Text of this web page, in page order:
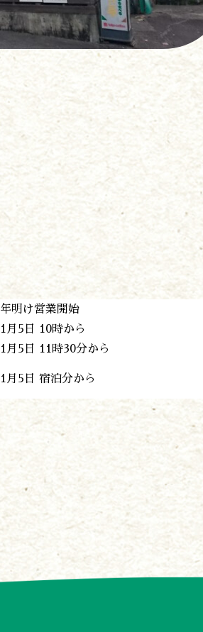
年明け営業開始
1月5日 10時から
1月5日 11時30分から
1月5日 宿泊分から